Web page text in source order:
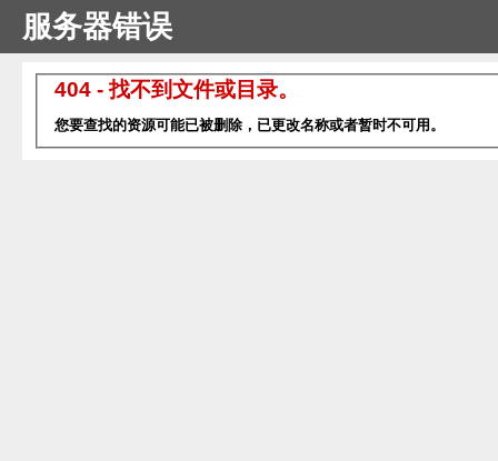
服务器错误
404 - 找不到文件或目录。
您要查找的资源可能已被删除，已更改名称或者暂时不可用。